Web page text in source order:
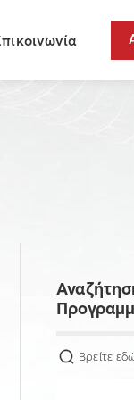
Βρείτε